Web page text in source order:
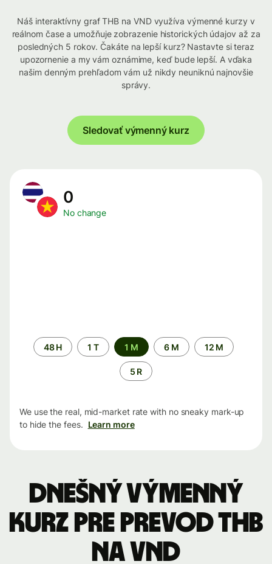
Náš interaktívny graf THB na VND využíva výmenné kurzy v
reálnom čase a umožňuje zobrazenie historických údajov až za
posledných 5 rokov. Čakáte na lepší kurz? Nastavte si teraz
upozornenie a my vám oznámime, keď bude lepší. A vďaka
našim denným prehľadom vám už nikdy neuniknú najnovšie
správy.
Sledovať výmenný kurz
0
No change
Time
period
48 H 1 T 1 M 6 M 12 M
5 R
We use the real, mid-market rate with no sneaky mark-up
to hide the fees. Learn more
Dnešný výmenný
kurz pre prevod THB
na VND